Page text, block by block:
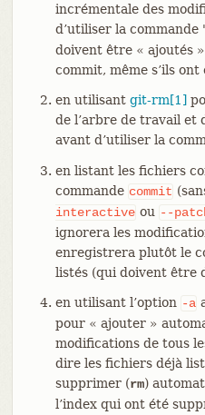
incrémentale des
d’utiliser la commande '
doivent être « ajoutés
commit, même s’ils ont
en utilisant git-rm[1]
de l’arbre de travail et
avant d’utiliser la
en listant les fichiers
commande commit
interactive ou --
ignorera les
enregistrera plutôt le
listés (qui doivent être
en utilisant l’option -a
pour « ajouter »
modifications de tous
dire les fichiers déjà
supprimer (rm)
l’index qui ont été